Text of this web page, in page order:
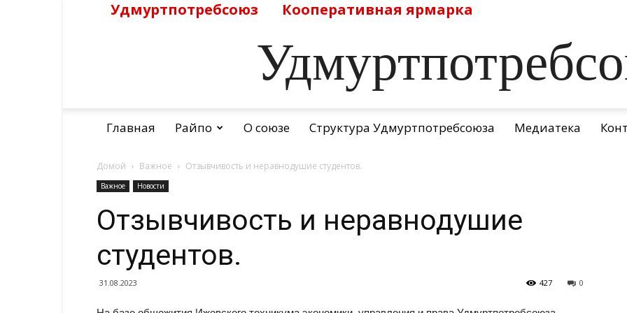
Удмуртпотребсоюз Кооперативная ярмарка
Главная Райпо О союзе Структура Удмуртпотребсоюза Медиатека
Домой Важное Отзывчивость и неравнодушие студентов.
Важное Новости
Отзывчивость и неравнодушие
студентов.
31.08.2023 0
427